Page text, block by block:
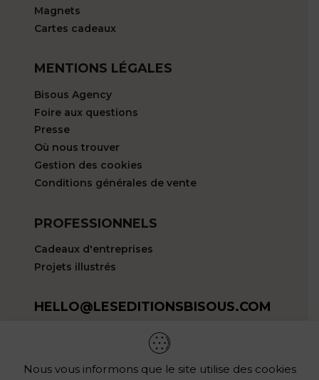
Magnets
Cartes cadeaux
MENTIONS LÉGALES
Bisous Agency
Foire aux questions
Presse
Où nous trouver
Gestion des cookies
Conditions générales de vente
PROFESSIONNELS
Cadeaux d'entreprises
Projets illustrés
HELLO@LESEDITIONSBISOUS.COM
LES REVENDEURS
Vous aimez mon univers ?
Nous vous informons que le site utilise des cookies